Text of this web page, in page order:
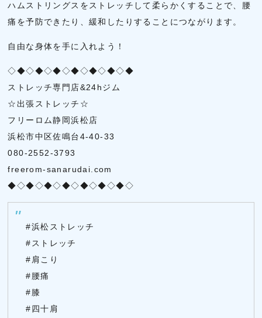
ハムストリングスをストレッチして柔らかくすることで、腰
痛を予防できたり、緩和したりすることにつながります。
自由な身体を手に入れよう！
◇◆◇◆◇◆◇◆◇◆◇◆◇◆
ストレッチ専門店&24hジム
☆出張ストレッチ☆
フリーロム静岡浜松店
浜松市中区佐鳴台4-40-33
080-2552-3793
freerom-sanarudai.com
◆◇◆◇◆◇◆◇◆◇◆◇◆◇
#浜松ストレッチ
#ストレッチ
#肩こり
#腰痛
#膝
#四十肩